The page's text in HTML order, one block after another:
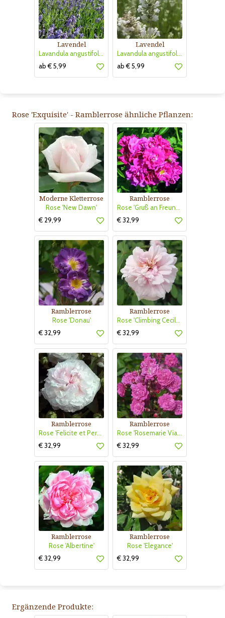
Lavendel
Lavandula angustifolia 'Thumbelina Leigh'
ab € 5,99
Lavendel
Lavandula angustifolia 'Arctic Snow'
ab € 5,99
Rose 'Exquisite' - Ramblerrose ähnliche Pflanzen:
Moderne Kletterrose
Rose 'New Dawn'
€ 29,99
Ramblerrose
Rose 'Gruß an Freundorf'
€ 32,99
Ramblerrose
Rose 'Donau'
€ 32,99
Ramblerrose
Rose 'Climbing Cecile Brunner'
€ 32,99
Ramblerrose
Rose 'Felicite et Perpetue'
€ 32,99
Ramblerrose
Rose 'Rosemarie Viaud'
€ 32,99
Ramblerrose
Rose 'Albertine'
€ 32,99
Ramblerrose
Rose 'Elegance'
€ 32,99
Ergänzende Produkte: